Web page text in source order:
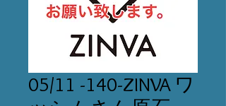
05/11 -140-ZINVA ワ